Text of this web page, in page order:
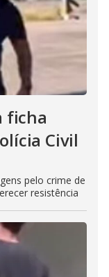
ficha
Civil
pelo crime de
resistência